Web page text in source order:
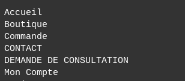
Accueil
Boutique
Commande
CONTACT
DEMANDE DE CONSULTATION
Mon Compte